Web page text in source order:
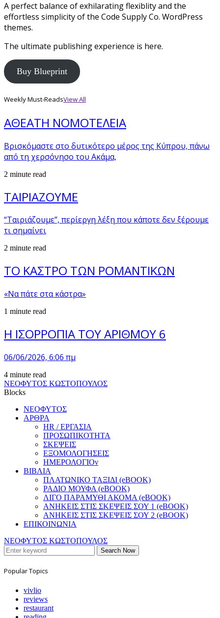
A perfect balance of exhilarating flexiblity and the
effortless simplicity of the Code Supply Co. WordPress
themes.
The ultimate publishing experience is here.
Buy Blueprint
Weekly Must-ReadsView All
ΑΘΕΑΤΗ ΝΟΜΟΤΕΛΕΙΑ
Βρισκόμαστε στο δυτικότερο μέρος της Κύπρου, πάνω
από τη χερσόνησο του Ακάμα,
2 minute read
ΤΑΙΡΙΑΖΟΥΜΕ
“Ταιριάζουμε”, περίεργη λέξη που κάποτε δεν ξέρουμε
τι σημαίνει
2 minute read
ΤΟ ΚΑΣΤΡΟ ΤΩΝ ΡΟΜΑΝΤΙΚΩΝ
«Να πάτε στα κάστρα»
1 minute read
Η ΙΣΟΡΡΟΠΙΑ ΤΟΥ ΑΡΙΘΜΟΥ 6
06/06/2026, 6:06 πμ
4 minute read
ΝΕΟΦΥΤΟΣ ΚΩΣΤΟΠΟΥΛΟΣ
Blocks
ΝΕΟΦΥΤΟΣ
ΑΡΘΡΑ
HR / ΕΡΓΑΣΙΑ
ΠΡΟΣΩΠΙΚΟΤΗΤΑ
ΣΚΕΨΕΙΣ
ΕΞΟΜΟΛΟΓΗΣΕΙΣ
ΗΜΕΡΟΛΟΓΙΟν
ΒΙΒΛΙΑ
ΠΛΑΤΩΝΙΚΟ ΤΑΞΙΔΙ (eBOOK)
ΡΑΔΙΟ ΜΟΥΦΑ (eBOOK)
ΛΙΓΟ ΠΑΡΑΜΥΘΙ ΑΚΟΜΑ (eBOOK)
ΑΝΗΚΕΙΣ ΣΤΙΣ ΣΚΕΨΕΙΣ ΣΟΥ 1 (eBOOK)
ΑΝΗΚΕΙΣ ΣΤΙΣ ΣΚΕΨΕΙΣ ΣΟΥ 2 (eBOOK)
ΕΠΙΚΟΙΝΩΝΙΑ
ΝΕΟΦΥΤΟΣ ΚΩΣΤΟΠΟΥΛΟΣ
Search Now
Popular Topics
vivlio
reviews
restaurant